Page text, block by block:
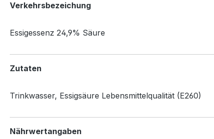
Verkehrsbezeichung
Essigessenz 24,9% Säure
Zutaten
Trinkwasser, Essigsäure Lebensmittelqualität (E260)
Nährwertangaben